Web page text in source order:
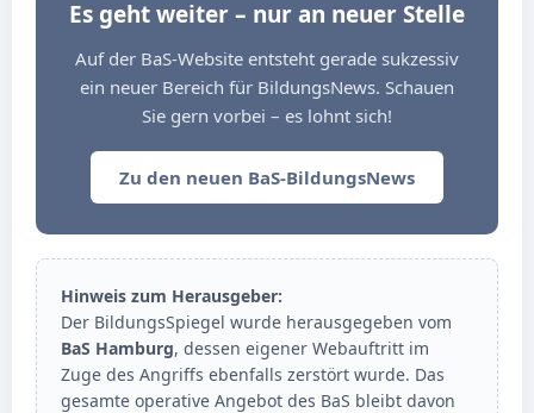
Es geht weiter – nur an neuer Stelle
Auf der BaS-Website entsteht gerade sukzessiv
ein neuer Bereich für BildungsNews. Schauen
Sie gern vorbei – es lohnt sich!
Zu den neuen BaS-BildungsNews
Hinweis zum Herausgeber:
Der BildungsSpiegel wurde herausgegeben vom
BaS Hamburg, dessen eigener Webauftritt im
Zuge des Angriffs ebenfalls zerstört wurde. Das
gesamte operative Angebot des BaS bleibt davon